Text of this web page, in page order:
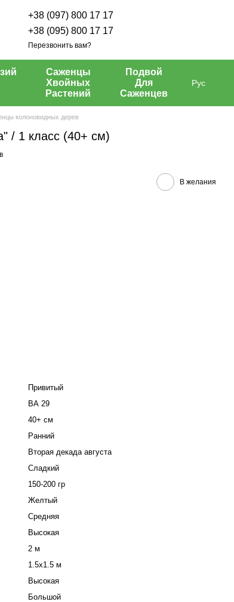
+38 (097) 800 17 17
+38 (095) 800 17 17
Перезвонить вам?
Саженцы
Хвойных
Растений
Подвой
Для
Саженцев
Рус
колоновидных дерев
/ 1 класс (40+ см)
В желания
Привитый
ВА 29
40+ см
Ранний
Вторая декада августа
Сладкий
150-200 гр
Желтый
Средняя
Высокая
2 м
1.5х1.5 м
Высокая
Большой